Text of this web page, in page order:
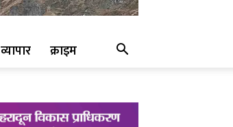
व्यापार क्राइम